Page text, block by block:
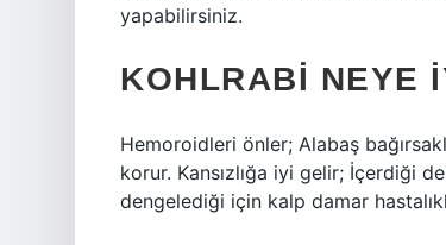
yapabilirsiniz.
KOHLRABI NEYE
Hemoroidleri önler; Alabaş
korur. Kansızlığa iyi gelir; İçerdiği
dengelediği için kalp damar